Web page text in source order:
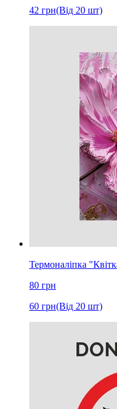
42 грн(Від 20 шт)
Термоналіпка
80 грн
60 грн(Від 20 шт)